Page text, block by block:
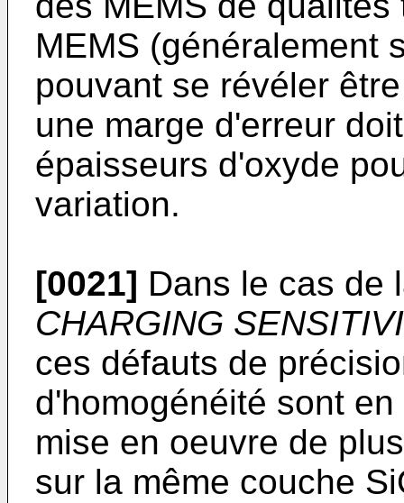
MEMS (généralement
pouvant se révéler
une marge d'erreur
épaisseurs d'oxyde
variation.
[0021] Dans le cas de
CHARGING
ces défauts de
d'homogénéité sont
mise en oeuvre de
sur la même couche